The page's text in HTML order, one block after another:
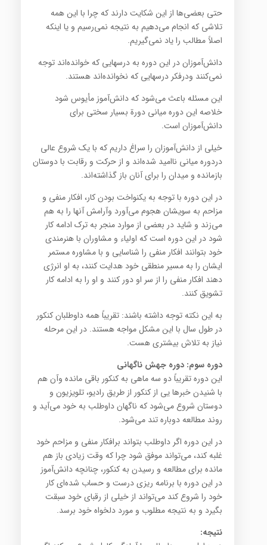
حتی بعضی‌ها از این شکایت دارند که چرا با این همه
تلاشی که انجام می‌دهیم به نتیجه نمی‌رسیم و یا اینکه
اصلاً مطالب ‏را یاد نمی‌گیریم‎.‎
دانش‌آموزان در این دوره به درسهایی که خوانده‌اند توجه
نمی‌کنند ودرفکر درسهایی که نخوانده‌اند هستند‎.‎
این مسئله باعث می‌شود که دانش‌آموز مأیوس شود
خلاصه این دوره میانی دورة بسیار سختی برای
دانش‌آموزان است‎.‎
خیلی از دانش‌آموزان را سراغ داریم که با یک شروع عالی
دردوره میانی ناامید شده‌اند و از حرکت و رقابت با دوستان
‏بازمانده و میدان را برای آنان باز گذاشته‌اند‎.‎
در این دوره با توجه به یکنواخت بودن کار، افکار منفی و
مزاحم به سویشان هجوم می‌آورد وآرامش آنها را به هم
می‌زند و ‏شاید در بعضی از موارد منجر به ترک ادامه کار
شود در این دوره است که اولیاء و مشاوران با هنرمندی
خود بتوانند افکار ‏منفی را شناسایی و با مشاوره مستمر
ایشان را به مسیر منطقی خود هدایت کنند، به او انرژی
دهند افکار منفی را از سر او ‏دور کنند و او را به ادامه کار
تشویق کنند‎.‎
به این نکته توجه داشته باشند: تقریباً همه داوطلبان کنکور
در طول سال با این مشکل مواجه هستند. در این مرحله
نیاز به ‏تلاش بیشتری هست‎.‎
دوره سوم: دوره جهش ناگهانی
این دوره تقریباً دو سه ماهی به کنکور باقی مانده وآن هم
با شنیدن خبرها یی از کنکور از طریق رادیو، تلویزیون و
دوستان ‏شروع می‌شود که ناگهان داوطلب به خود می‌آید و
روند مطالعه دوباره تند می‌شود‎.‎
در این دوره اگر داوطلب بتواند برافکار منفی و مزاحم خود
غلبه کند، می‌تواند موفق شود چرا که وقت زیاد‌ی باز هم
مانده ‏برای مطالعه و رسیدن به کنکور، چنانچه دانش‌آموز
در این دوره با برنامه ریزی درست و حساب شده‌ای کار
خود را شروع ‏کند می‌تواند از خیلی از رقبای خود سبقت
بگیرد و به نتیجه مطلوب و مورد دلخواه خود برسد‎.‎
نتیجه‎:‎